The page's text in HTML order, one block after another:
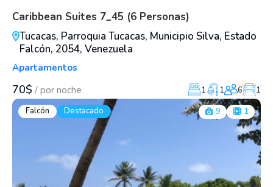
Caribbean Suites 7_45 (6 Personas)
Tucacas, Parroquia Tucacas, Municipio Silva, Estado
Falcón, 2054, Venezuela
Apartamentos
70$ / por noche 1 1 6
1
Falcón
Destacado 9 1